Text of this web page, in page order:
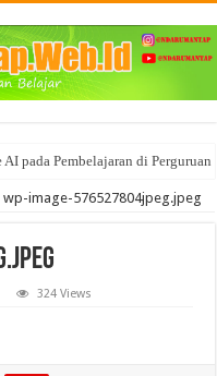
pada Pembelajaran di
wp-image-576527804jpeg.jpeg
324 Views